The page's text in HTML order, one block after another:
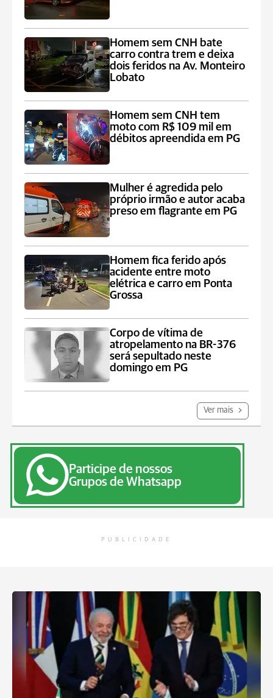
Homem sem CNH bate
carro contra trem e deixa
dois feridos na Av. Monteiro
Lobato
Homem sem CNH tem
moto com R$ 109 mil em
débitos apreendida em PG
Mulher é agredida pelo
próprio irmão e autor acaba
preso em flagrante em PG
Homem fica ferido após
acidente entre moto
elétrica e carro em Ponta
Grossa
Corpo de vítima de
atropelamento na BR-376
será sepultado neste
domingo em PG
Ver mais
Participe de nossos
Grupos de Whatsapp
PUBLICIDADE